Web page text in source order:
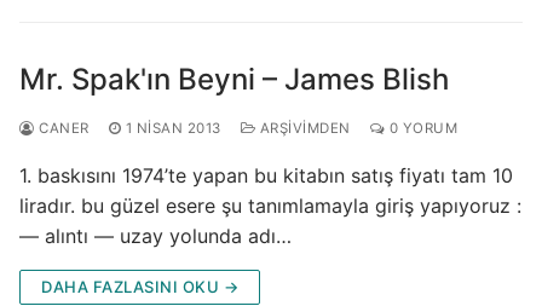
Mr. Spak'ın Beyni – James Blish
CANER 1 NISAN 2013 ARŞIVIMDEN 0 YORUM
1. baskısını 1974’te yapan bu kitabın satış fiyatı tam 10
liradır. bu güzel esere şu tanımlamayla giriş yapıyoruz :
— alıntı — uzay yolunda adı…
DAHA FAZLASINI OKU →